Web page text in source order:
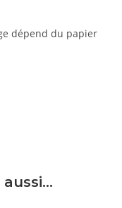
dépend du papier